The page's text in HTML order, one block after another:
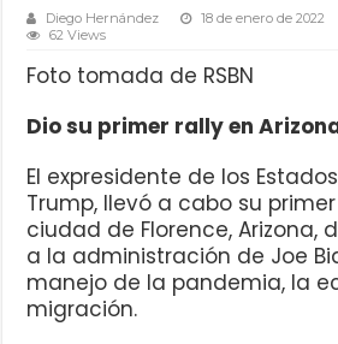
Diego Hernández 18 de enero de 2022
62 Views
Foto tomada de RSBN
Dio su primer rally en
El expresidente de los
Trump, llevó a cabo su
ciudad de Florence, Arizona,
a la administración de Joe
manejo de la pandemia, la
migración.